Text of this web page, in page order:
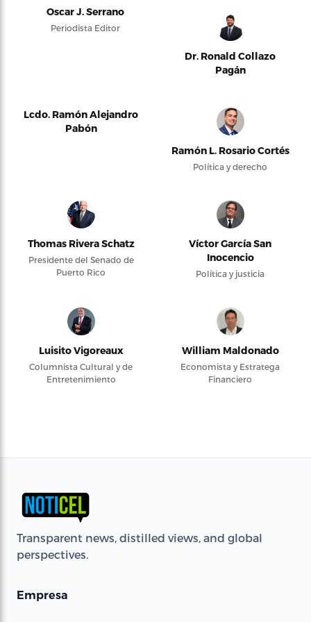
Oscar J. Serrano
Periodista Editor
Dr. Ronald Collazo
Pagán
Lcdo. Ramón Alejandro
Pabón
Ramón L. Rosario Cortés
Política y derecho
Thomas Rivera Schatz
Presidente del Senado de
Puerto Rico
Víctor García San
Inocencio
Política y justicia
Luisito Vigoreaux
Columnista Cultural y de
Entretenimiento
William Maldonado
Economista y Estratega
Financiero
Transparent news, distilled views, and global
perspectives.
Empresa